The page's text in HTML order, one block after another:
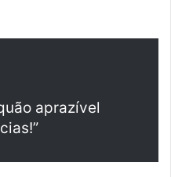
aprazível